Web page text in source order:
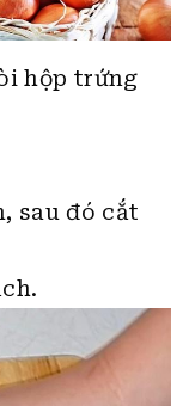
hộp trứng
sau đó cắt